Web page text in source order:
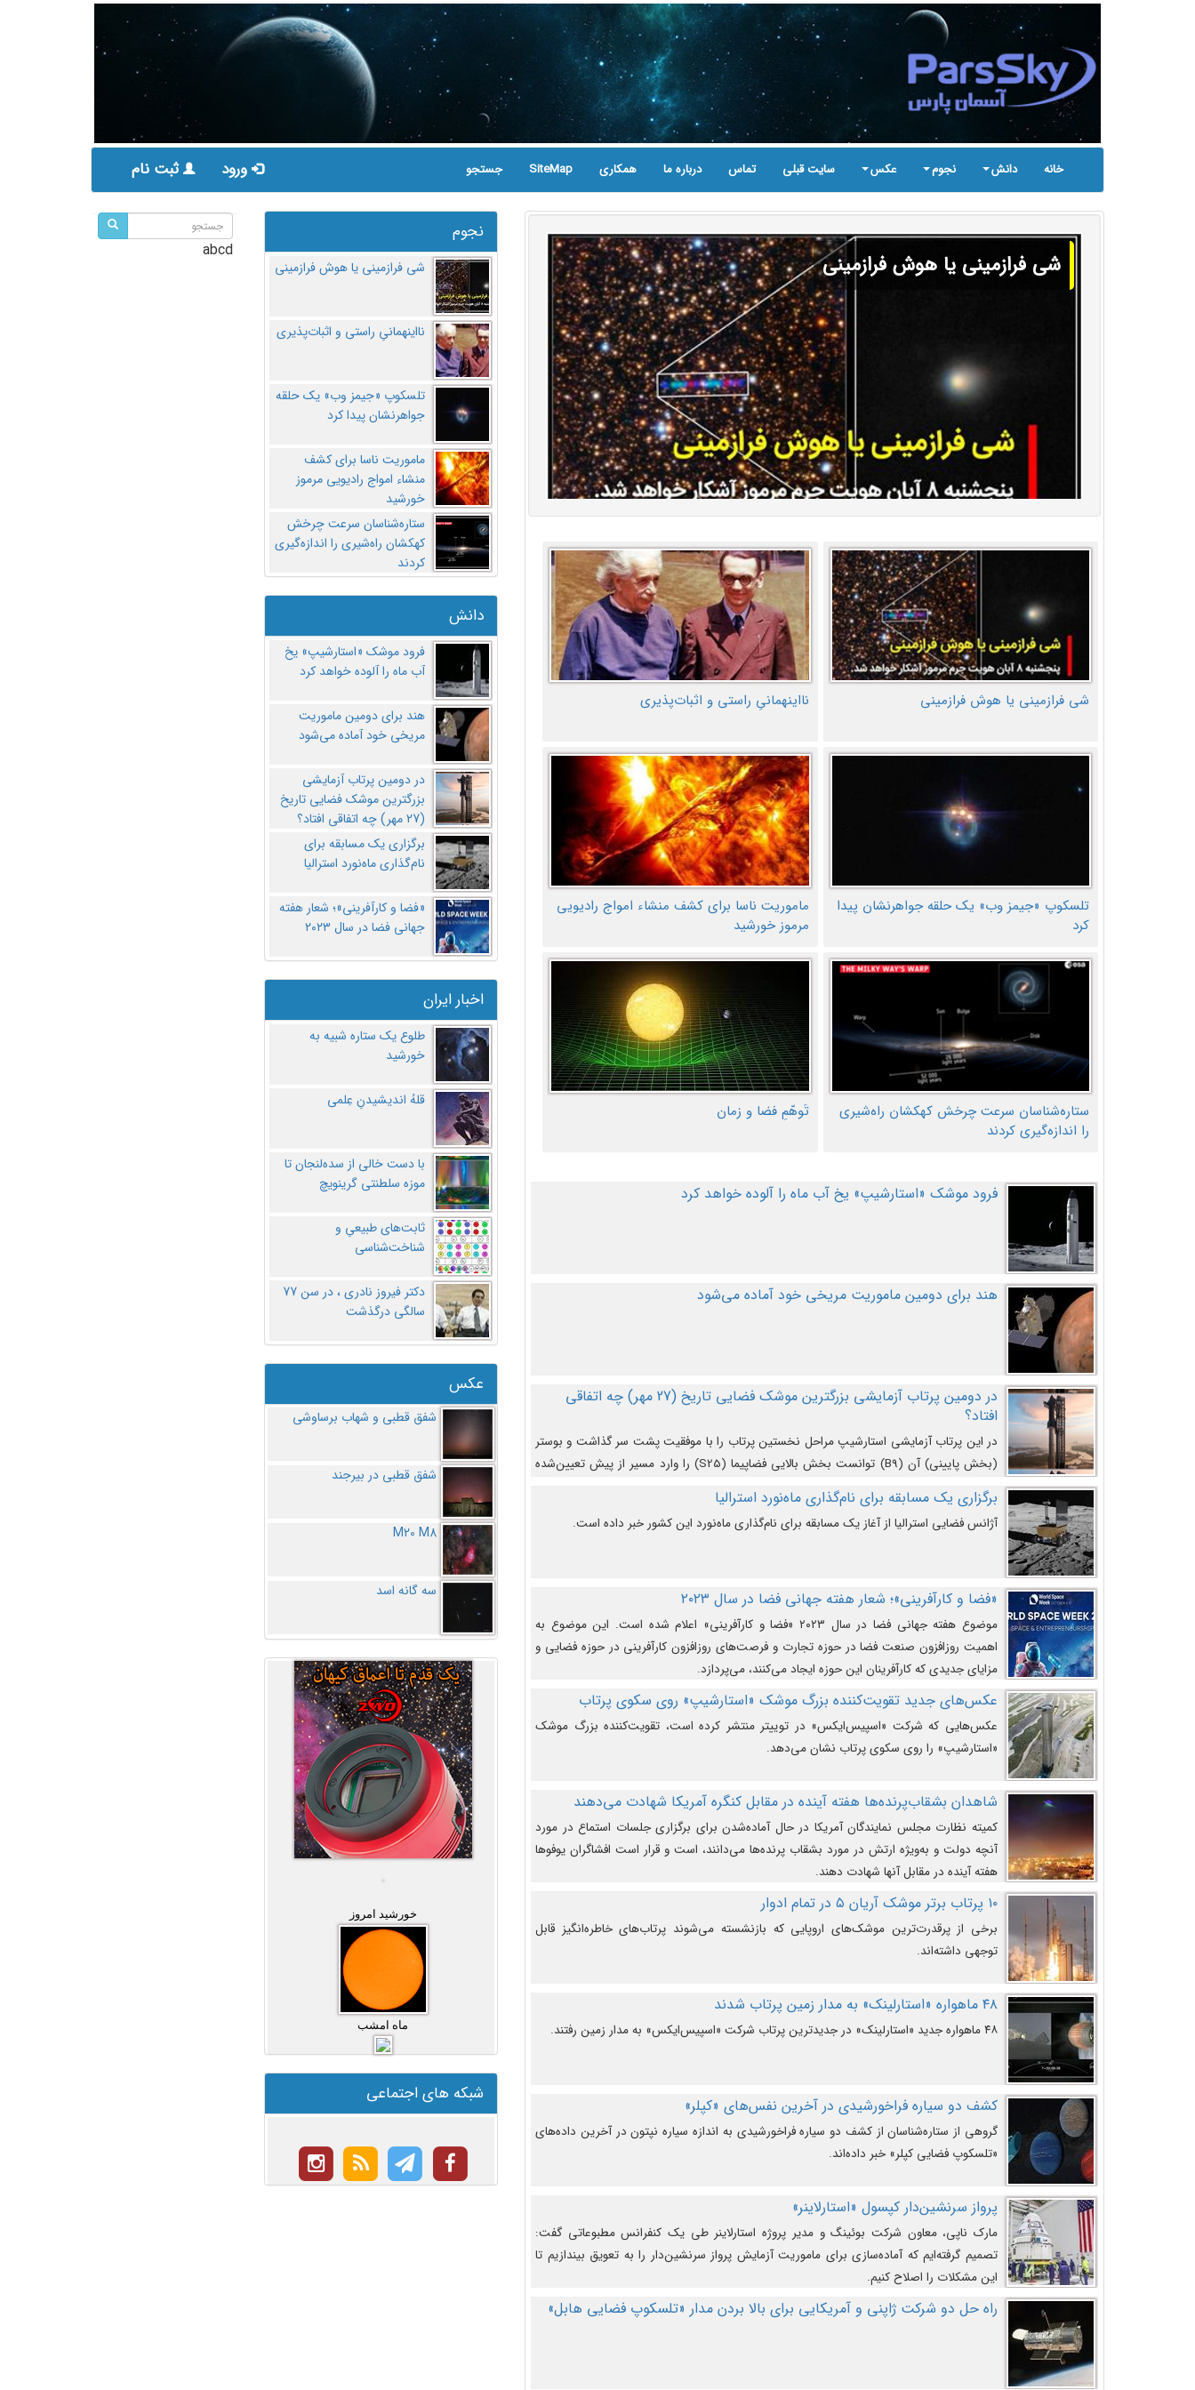
خانه دانش نجوم عکس سایت قبلی تماس درباره ما همکاری SiteMap جستجو ورود ثبت نام
شی فرازمینی یا هوش فرازمینی
شی فرازمینی یا هوش فرازمینی نااینهمانیِ راستی و اثبات‌پذیری
تلسکوپ «جیمز وب» یک حلقه جواهرنشان پیدا
کرد
ماموریت ناسا برای کشف منشاء امواج رادیویی
مرموز خورشید
ستاره‌شناسان سرعت چرخش کهکشان راه‌شیری
را اندازه‌گیری کردند
تَوهّمِ فضا و زمان
فرود موشک «استارشیپ» یخ آب ماه را آلوده خواهد کرد
هند برای دومین ماموریت مریخی خود آماده می‌شود
در دومین پرتاب آزمایشی بزرگترین موشک فضایی تاریخ (27 مهر‌) چه اتفاقی
افتاد؟
در این پرتاب آزمایشی استارشیپ مراحل نخستین پرتاب را با موفقیت پشت سر گذاشت و بوستر
(بخش پایینی) آن (B9) توانست بخش بالایی فضاپیما (S25) را وارد مسیر از پیش تعیین‌شده
کند و سپس با یک مکانیزم جدید با موفقیت از آن جدا شود. ‌
برگزاری یک مسابقه برای نام‌گذاری ماه‌نورد استرالیا
آژانس فضایی استرالیا از آغاز یک مسابقه برای نام‌گذاری ماه‌نورد این کشور خبر داده است.
«فضا و کارآفرینی»؛ شعار هفته جهانی فضا در سال ۲۰۲۳
موضوع هفته جهانی فضا در سال ۲۰۲۳ «فضا و کارآفرینی» اعلام شده است. این موضوع به
اهمیت روزافزون صنعت فضا در حوزه تجارت و فرصت‌های روزافزون کارآفرینی در حوزه فضایی و
مزایای جدیدی که کارآفرینان این حوزه ایجاد می‌کنند، می‌پردازد.
عکس‌های جدید تقویت‌کننده بزرگ موشک «استارشیپ» روی سکوی پرتاب
عکس‌هایی که شرکت «اسپیس‌ایکس» در توییتر منتشر کرده است، تقویت‌کننده بزرگ موشک
«استارشیپ» را روی سکوی پرتاب نشان می‌دهد.
شاهدان بشقاب‌پرنده‌ها هفته آینده در مقابل کنگره آمریکا شهادت می‌دهند
کمیته نظارت مجلس نمایندگان آمریکا در حال آماده‌شدن برای برگزاری جلسات استماع در مورد
آنچه دولت و به‌ویژه ارتش در مورد بشقاب پرنده‌ها می‌دانند، است و قرار است افشاگران یوفوها
هفته آینده در مقابل آنها شهادت دهند.
۱۰ پرتاب برتر موشک آریان ۵ در تمام ادوار
برخی از پرقدرت‌ترین موشک‌های اروپایی که بازنشسته می‌شوند پرتاب‌های خاطره‌انگیز قابل
توجهی داشته‌اند.
۴۸ ماهواره «استارلینک» به مدار زمین پرتاب شدند
۴۸ ماهواره جدید «استارلینک» در جدیدترین پرتاب شرکت «اسپیس‌ایکس» به مدار زمین رفتند.
کشف دو سیاره فراخورشیدی در آخرین نفس‌های «کپلر»
گروهی از ستاره‌شناسان از کشف دو سیاره فراخورشیدی به اندازه سیاره نپتون در آخرین داده‌های
«تلسکوپ فضایی کپلر» خبر داده‌اند.
پرواز سرنشین‌دار کپسول «استارلاینر»
مارک ناپی، معاون شرکت بوئینگ و مدیر پروژه استارلاینر طی یک کنفرانس مطبوعاتی گفت:
تصمیم گرفته‌ایم که آماده‌سازی برای ماموریت آزمایش پرواز سرنشین‌دار را به تعویق بیندازیم تا
این مشکلات را اصلاح کنیم.
راه حل دو شرکت ژاپنی و آمریکایی برای بالا بردن مدار «تلسکوپ فضایی هابل»
نجوم
شی فرازمینی یا هوش فرازمینی
نااینهمانیِ راستی و اثبات‌پذیری
تلسکوپ «جیمز وب» یک حلقه
جواهرنشان پیدا کرد
ماموریت ناسا برای کشف
منشاء امواج رادیویی مرموز
خورشید
ستاره‌شناسان سرعت چرخش
کهکشان راه‌شیری را اندازه‌گیری
کردند
دانش
فرود موشک «استارشیپ» یخ
آب ماه را آلوده خواهد کرد
هند برای دومین ماموریت
مریخی خود آماده می‌شود
در دومین پرتاب آزمایشی
بزرگترین موشک فضایی تاریخ
(27 مهر‌) چه اتفاقی افتاد؟
برگزاری یک مسابقه برای
نام‌گذاری ماه‌نورد استرالیا
«فضا و کارآفرینی»؛ شعار هفته
جهانی فضا در سال ۲۰۲۳
اخبار ایران
طلوع یک ستاره شبیه به
خورشید
قلهُ اندیشیدنِ عِلمی
با دست خالی از سده‌لنجان تا
موزه سلطنتی گرینویچ
ثابت‌های طبیعیِ و
شناخت‌شناسی
دکتر فیروز نادری ، در سن 77
سالگی درگذشت
عکس
شفق قطبی و شهاب برساوشی
شفق قطبی در بیرجند
M20 M8
سه گانه اسد
خورشید امروز
ماه امشب
شبکه های اجتماعی
abcd